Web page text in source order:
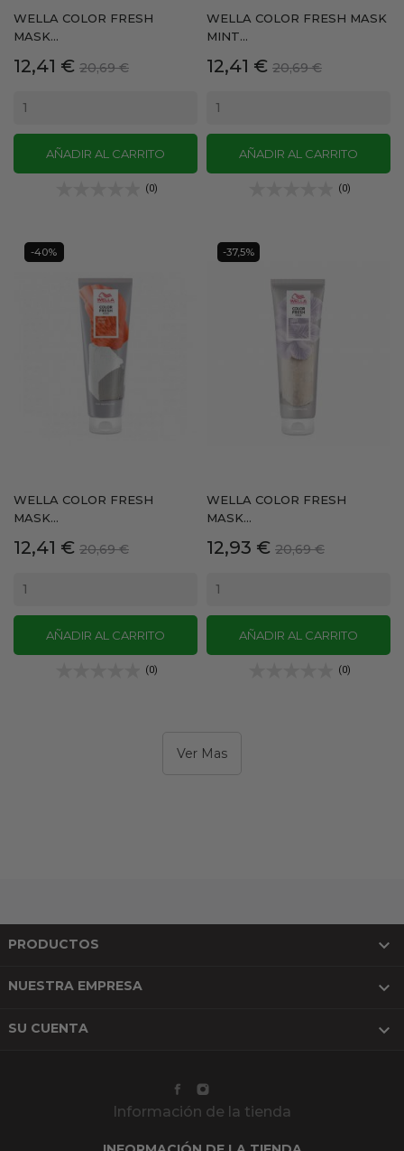
WELLA COLOR FRESH
MASK...
Precio
12,41 € Precio
20,69 €
AÑADIR AL CARRITO
(0)
WELLA COLOR FRESH MASK
MINT...
Precio
12,41 € Precio
20,69 €
AÑADIR AL CARRITO
(0)
WELLA COLOR FRESH
MASK...
Precio
12,41 € Precio
20,69 €
AÑADIR AL CARRITO
(0)
-40%
WELLA COLOR FRESH
MASK...
Precio
12,93 € Precio
20,69 €
AÑADIR AL CARRITO
(0)
-37,5%
Ver Mas
PRODUCTOS 
NUESTRA EMPRESA 
SU CUENTA 
Información de la tienda